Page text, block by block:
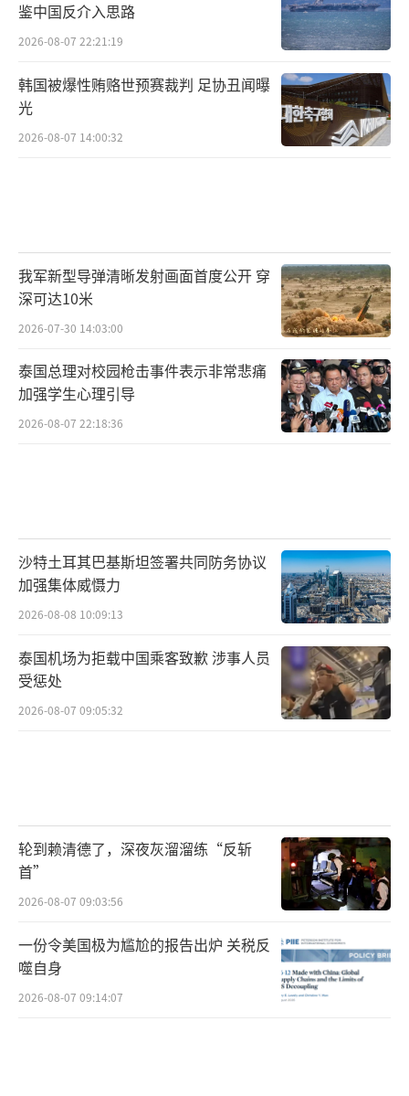
鉴中国反介入思路
2026-08-07 22:21:19
韩国被爆性贿赂世预赛裁判 足协丑闻曝
光
2026-08-07 14:00:32
我军新型导弹清晰发射画面首度公开 穿
深可达10米
2026-07-30 14:03:00
泰国总理对校园枪击事件表示非常悲痛
加强学生心理引导
2026-08-07 22:18:36
沙特土耳其巴基斯坦签署共同防务协议
加强集体威慑力
2026-08-08 10:09:13
泰国机场为拒载中国乘客致歉 涉事人员
受惩处
2026-08-07 09:05:32
轮到赖清德了，深夜灰溜溜练“反斩
首”
2026-08-07 09:03:56
一份令美国极为尴尬的报告出炉 关税反
噬自身
2026-08-07 09:14:07